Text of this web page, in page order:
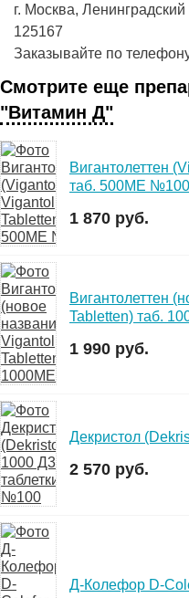
г. Москва,
125167
Заказывайте по
Смотрите еще
"Витамин Д"
Вигантолеттен
таб. 500МЕ №100
1 870 руб.
Вигантолеттен
Tabletten) таб.
1 990 руб.
Декристол
2 570 руб.
Д-Колефор D-